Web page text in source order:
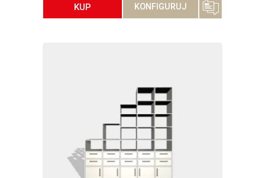
KUP KONFIGURUJ